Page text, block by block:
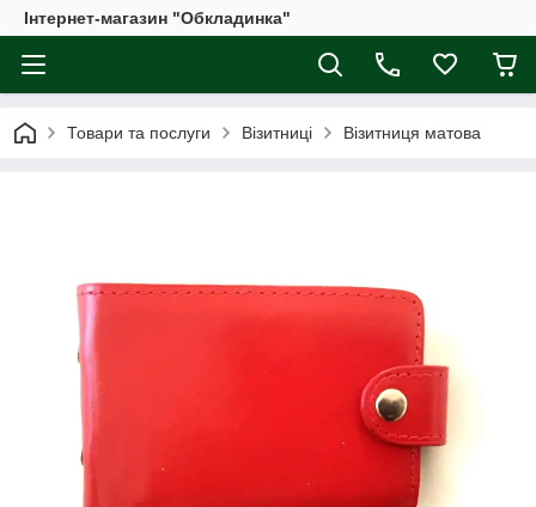
Інтернет-магазин "Обкладинка"
Товари та послуги Візитниці Візитниця матова